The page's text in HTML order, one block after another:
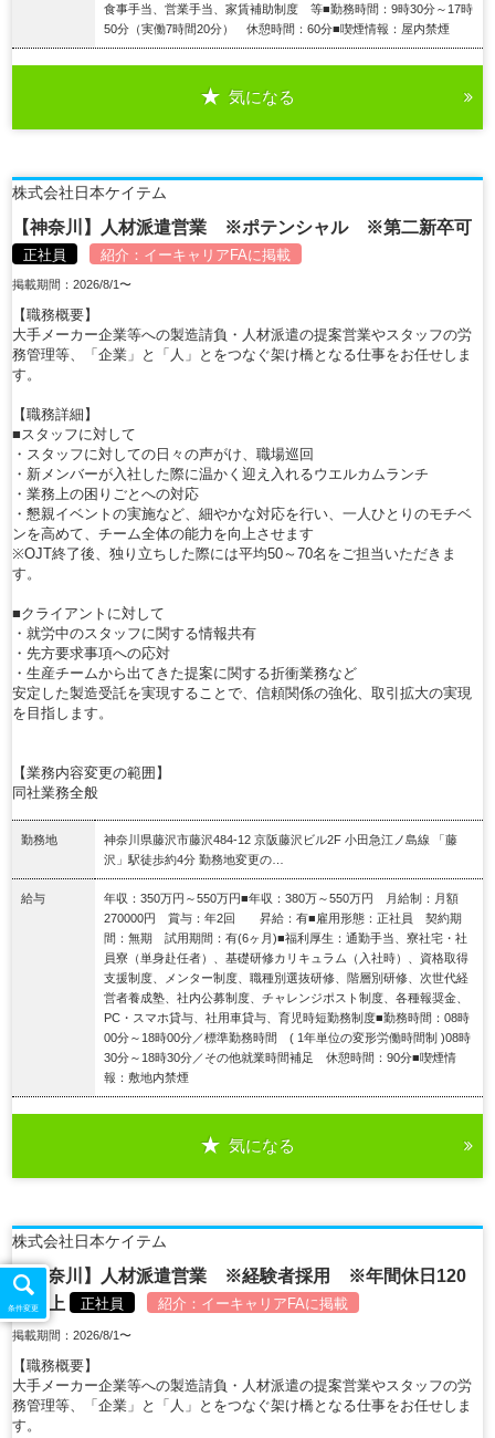
食事手当、営業手当、家賃補助制度 等■勤務時間：9時30分～17時
50分（実働7時間20分） 休憩時間：60分■喫煙情報：屋内禁煙
気になる
株式会社日本ケイテム
【神奈川】人材派遣営業 ※ポテンシャル ※第二新卒可
正社員 紹介： イーキャリアFAに掲載
掲載期間：2026/8/1〜
【職務概要】
大手メーカー企業等への製造請負・人材派遣の提案営業やスタッフの労
務管理等、「企業」と「人」とをつなぐ架け橋となる仕事をお任せしま
す。
【職務詳細】
■スタッフに対して
・スタッフに対しての日々の声がけ、職場巡回
・新メンバーが入社した際に温かく迎え入れるウエルカムランチ
・業務上の困りごとへの対応
・懇親イベントの実施など、細やかな対応を行い、一人ひとりのモチベ
ンを高めて、チーム全体の能力を向上させます
※OJT終了後、独り立ちした際には平均50～70名をご担当いただきま
す。
■クライアントに対して
・就労中のスタッフに関する情報共有
・先方要求事項への応対
・生産チームから出てきた提案に関する折衝業務など
安定した製造受託を実現することで、信頼関係の強化、取引拡大の実現
を目指します。
【業務内容変更の範囲】
同社業務全般
勤務地
神奈川県藤沢市藤沢484-12 京阪藤沢ビル2F 小田急江ノ島線 「藤
沢」駅徒歩約4分 勤務地変更の…
給与
年収：350万円～550万円■年収：380万～550万円 月給制：月額
270000円 賞与：年2回 昇給：有■雇用形態：正社員 契約期
間：無期 試用期間：有(6ヶ月)■福利厚生：通勤手当、寮社宅・社
員寮（単身赴任者）、基礎研修カリキュラム（入社時）、資格取得
支援制度、メンター制度、職種別選抜研修、階層別研修、次世代経
営者養成塾、社内公募制度、チャレンジポスト制度、各種報奨金、
PC・スマホ貸与、社用車貸与、育児時短勤務制度■勤務時間：08時
00分～18時00分／標準勤務時間 ( 1年単位の変形労働時間制 )08時
30分～18時30分／その他就業時間補足 休憩時間：90分■喫煙情
報：敷地内禁煙
気になる
株式会社日本ケイテム
【神奈川】人材派遣営業 ※経験者採用 ※年間休日120
日以上
正社員 紹介： イーキャリアFAに掲載
掲載期間：2026/8/1〜
【職務概要】
大手メーカー企業等への製造請負・人材派遣の提案営業やスタッフの労
務管理等、「企業」と「人」とをつなぐ架け橋となる仕事をお任せしま
す。
条件変更